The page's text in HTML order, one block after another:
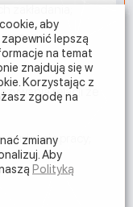
zakładania;
relacji ze
pracy;
aby
lepszą
na temat
znajdują się w
Korzystając z
zgodę na
zmiany
Aby
Polityką